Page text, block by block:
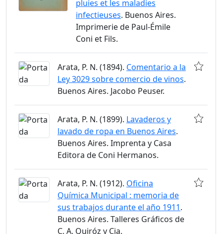
pluies et les maladies
infectieuses. Buenos Aires.
Imprimerie de Paul-Émile
Coni et Fils.
Arata, P. N. (1894). Comentario a la
Ley 3029 sobre comercio de vinos.
Buenos Aires. Jacobo Peuser.
Arata, P. N. (1899). Lavaderos y
lavado de ropa en Buenos Aires.
Buenos Aires. Imprenta y Casa
Editora de Coni Hermanos.
Arata, P. N. (1912). Oficina
Química Municipal : memoria de
sus trabajos durante el año 1911.
Buenos Aires. Talleres Gráficos de
C. A. Quiróz y Cia.